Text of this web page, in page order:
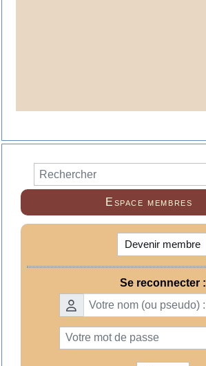
Espace membres
Devenir membre
Se reconnecter :